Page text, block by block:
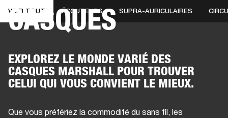
SOLUTIONS PROFESSIONNELLES
CASQUES
VOIR TOUT ÉCOUTEURS SUPRA-AURICULAIRES
EXPLOREZ LE MONDE VARIÉ DES
CASQUES MARSHALL POUR TROUVER
CELUI QUI VOUS CONVIENT LE MIEUX.
Que vous préfériez la commodité du sans fil, les